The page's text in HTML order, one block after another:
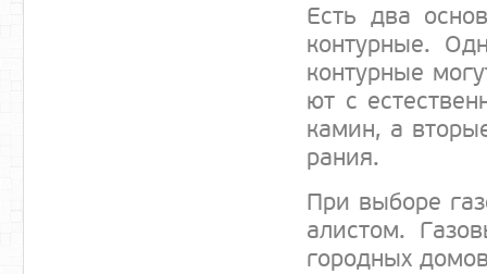
Есть два
контур­ные.
контур­ные
ют с
ка­мин, а
рания.
При вы­боре
алис­том.
город­ных